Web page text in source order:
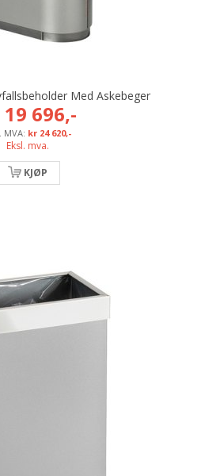
Med Askebeger
696,-
kr 24 620,-
Eksl. mva.
KJØP